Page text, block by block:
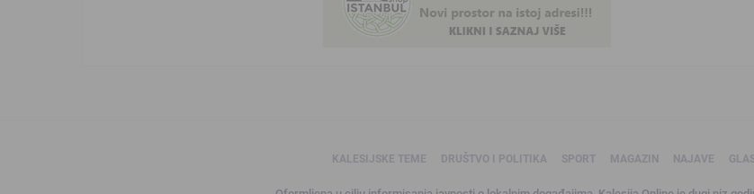
KALESIJSKE TEME DRUŠTVO I POLITIKA SPORT MAGAZIN NAJAVE